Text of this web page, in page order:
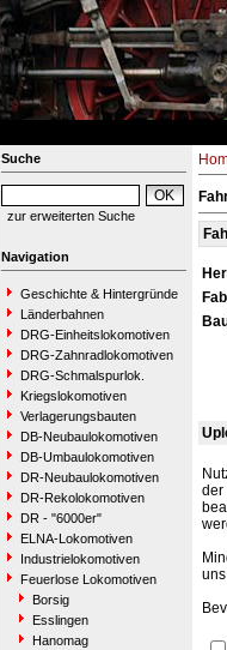
Suche
zur erweiterten Suche
Navigation
Geschichte & Hintergründe
Länderbahnen
DRG-Einheitslokomotiven
DRG-Zahnradlokomotiven
DRG-Schmalspurlok.
Kriegslokomotiven
Verlagerungsbauten
DB-Neubaulokomotiven
DB-Umbaulokomotiven
DR-Neubaulokomotiven
DR-Rekolokomotiven
DR - "6000er"
ELNA-Lokomotiven
Industrielokomotiven
Feuerlose Lokomotiven
Borsig
Esslingen
Hanomag
der